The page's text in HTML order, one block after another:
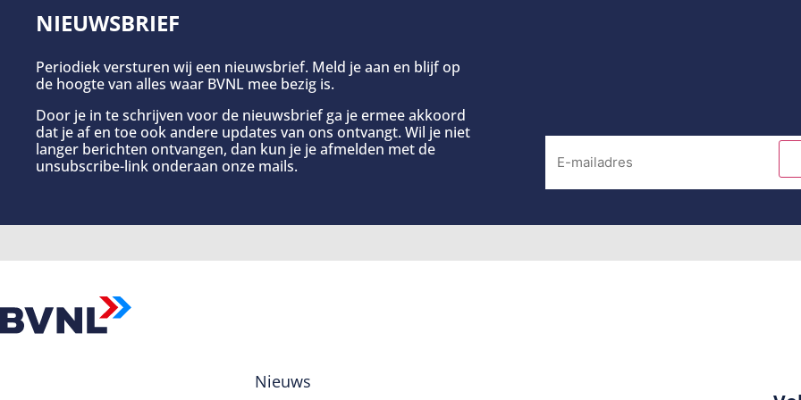
NIEUWSBRIEF
Periodiek versturen wij een nieuwsbrief. Meld je aan en blijf op
de hoogte van alles waar BVNL mee bezig is.
Door je in te schrijven voor de nieuwsbrief ga je ermee akkoord
dat je af en toe ook andere updates van ons ontvangt. Wil je niet
langer berichten ontvangen, dan kun je je afmelden met de
unsubscribe-link onderaan onze mails.
Nieuws